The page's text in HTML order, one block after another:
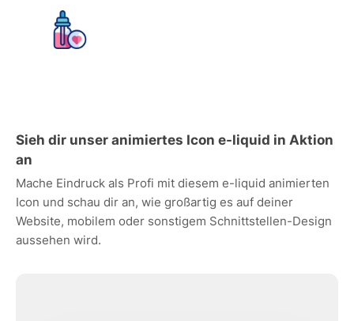
Sieh dir unser animiertes Icon e-liquid in Aktion
an
Mache Eindruck als Profi mit diesem e-liquid animierten
Icon und schau dir an, wie großartig es auf deiner
Website, mobilem oder sonstigem Schnittstellen-Design
aussehen wird.